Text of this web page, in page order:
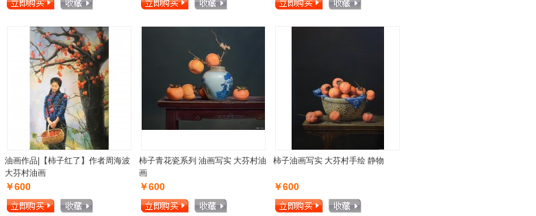
油画作品|【柿子红了】作者周海波
大芬村油画
￥600
柿子青花瓷系列 油画写实 大芬村油
画
￥600
柿子油画写实 大芬村手绘 静物
￥600